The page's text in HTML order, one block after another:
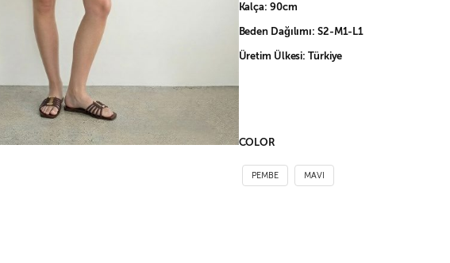
Kalça: 90cm
Beden Dağılımı: S2-M1-L1
Üretim Ülkesi: Türkiye
COLOR
PEMBE MAVI